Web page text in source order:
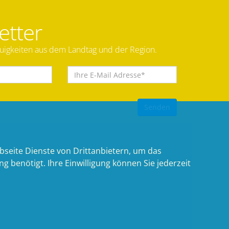
aus dem Landtag und der Region.
Dienste von Drittanbietern, um das
benötigt. Ihre Einwilligung können Sie jederzeit